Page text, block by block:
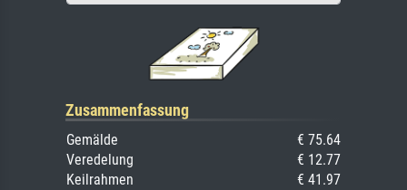
Zusammenfassung
Gemälde
€ 75.64
Veredelung
€ 12.77
Keilrahmen
€ 41.97